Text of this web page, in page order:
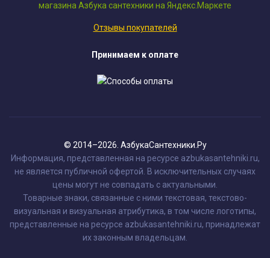
Отзывы покупателей
Принимаем к оплате
© 2014–2026. АзбукаСантехники.Ру
Информация, представленная на ресурсе azbukasantehniki.ru,
не является публичной офертой. В исключительных случаях
цены могут не совпадать с актуальными.
Товарные знаки, связанные с ними текстовая, текстово-
визуальная и визуальная атрибутика, в том числе логотипы,
представленные на ресурсе azbukasantehniki.ru, принадлежат
их законным владельцам.